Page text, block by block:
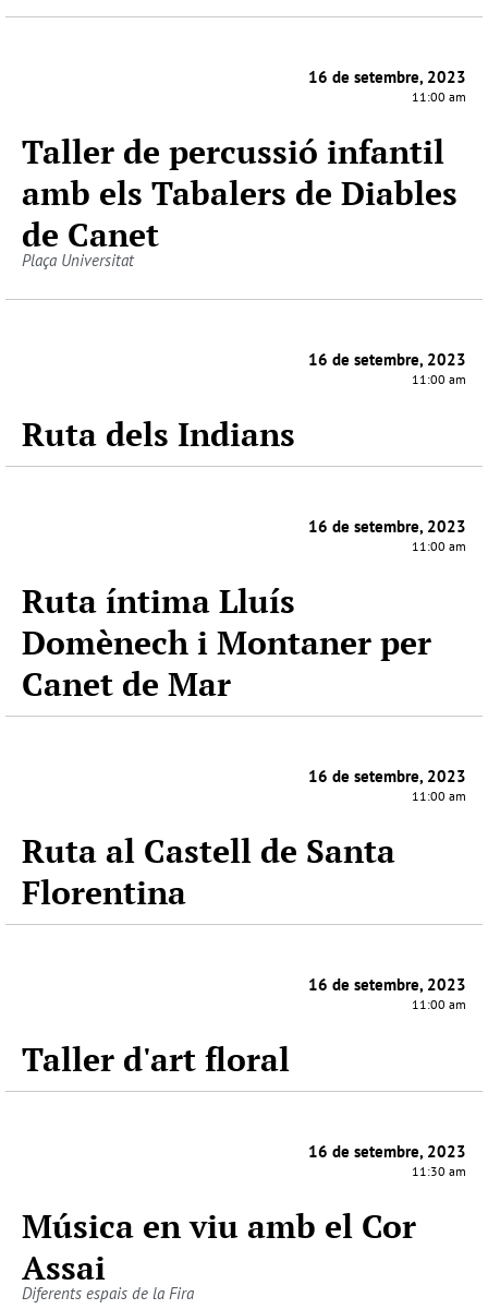
16 de setembre, 2023
11:00 am
Taller de percussió infantil
amb els Tabalers de Diables
de Canet
Plaça Universitat
16 de setembre, 2023
11:00 am
Ruta dels Indians
16 de setembre, 2023
11:00 am
Ruta íntima Lluís
Domènech i Montaner per
Canet de Mar
16 de setembre, 2023
11:00 am
Ruta al Castell de Santa
Florentina
16 de setembre, 2023
11:00 am
Taller d'art floral
16 de setembre, 2023
11:30 am
Música en viu amb el Cor
Assai
Diferents espais de la Fira